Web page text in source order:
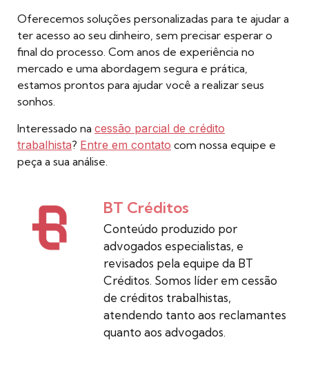
Oferecemos soluções personalizadas para te ajudar a
ter acesso ao seu dinheiro, sem precisar esperar o
final do processo. Com anos de experiência no
mercado e uma abordagem segura e prática,
estamos prontos para ajudar você a realizar seus
sonhos.
Interessado na cessão parcial de crédito
trabalhista? Entre em contato com nossa equipe e
peça a sua análise.
BT Créditos
Conteúdo produzido por
advogados especialistas, e
revisados pela equipe da BT
Créditos. Somos líder em cessão
de créditos trabalhistas,
atendendo tanto aos reclamantes
quanto aos advogados.